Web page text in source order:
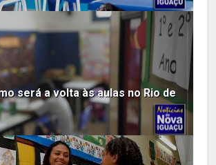
será a volta às aulas no Rio de